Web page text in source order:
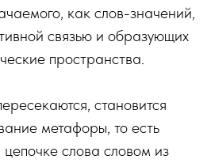
как слов-значений,
связью и образующих
пространства.
становится
метафоры, то есть
слова словом из